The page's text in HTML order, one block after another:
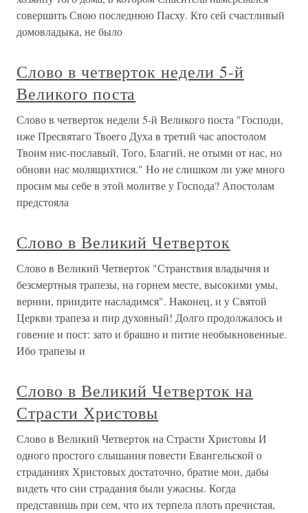
совершить Свою последнюю Пасху. Кто сей счастливый
домовладыка, не было
Слово в четверток недели 5-й
Великого поста
Слово в четверток недели 5-й Великого поста "Господи,
иже Пресвятаго Твоего Духа в третий час апостолом
Твоим нис-пославый, Того, Благий, не отыми от нас, но
обнови нас молящихтися." Но не слишком ли уже много
просим мы себе в этой молитве у Господа? Апостолам
предстояла
Слово в Великий Четверток
Слово в Великий Четверток "Странствия владычня и
безсмертныя трапезы, на горнем месте, высокими умы,
вернии, приидите насладимся". Наконец, и у Святой
Церкви трапеза и пир духовный! Долго продолжалось и
говение и пост: зато и брашно и питие необыкновенные.
Ибо трапезы и
Слово в Великий Четверток на
Страсти Христовы
Слово в Великий Четверток на Страсти Христовы И
одного простого слышания повести Евангельской о
страданиях Христовых достаточно, братие мои, дабы
видеть что сии страдания были ужасны. Когда
представишь при сем, что их терпела плоть пречистая,